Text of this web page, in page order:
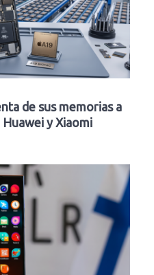
de sus memorias a
y Xiaomi